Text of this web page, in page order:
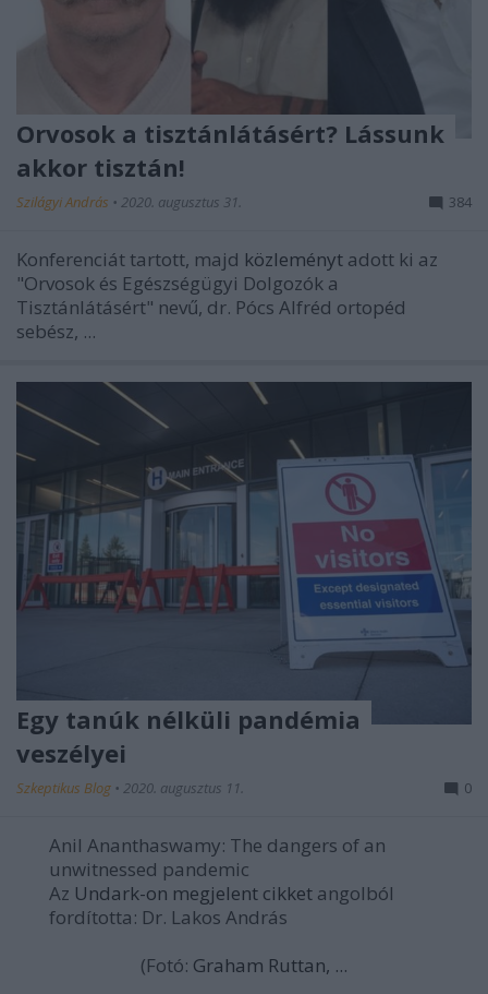
Orvosok a tisztánlátásért? Lássunk
akkor tisztán!
Szilágyi András • 2020. augusztus 31. 384
Konferenciát tartott, majd közleményt adott ki az
"Orvosok és Egészségügyi Dolgozók a
Tisztánlátásért" nevű, dr. Pócs Alfréd ortopéd
sebész, ...
Egy tanúk nélküli pandémia
veszélyei
Szkeptikus Blog • 2020. augusztus 11. 0
Anil Ananthaswamy: The dangers of an
unwitnessed pandemic
Az Undark-on megjelent cikket angolból
fordította: Dr. Lakos András
(Fotó: Graham Ruttan, ...